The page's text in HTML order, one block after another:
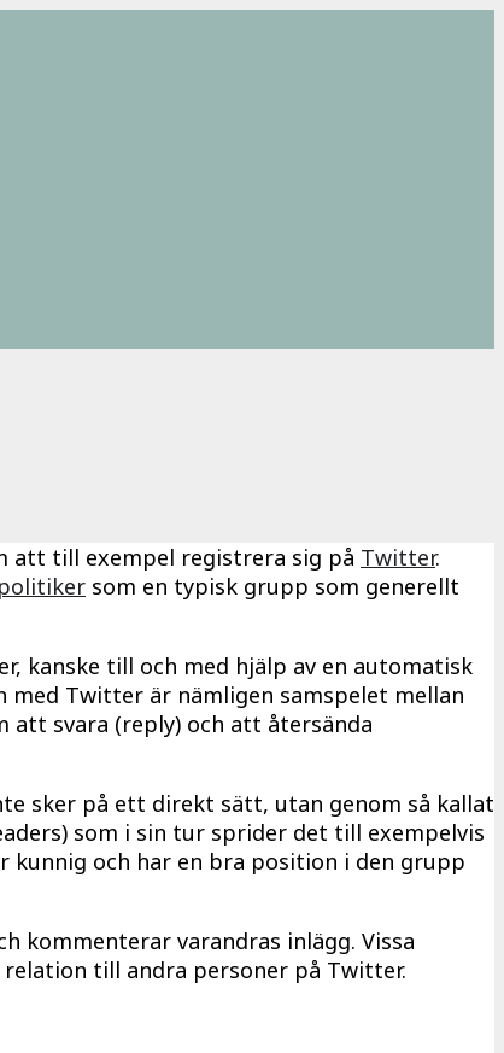
att till exempel registrera sig på Twitter.
som en typisk grupp som generellt
kanske till och med hjälp av en automatisk
Twitter är nämligen samspelet mellan
att svara (reply) och att återsända
sker på ett direkt sätt, utan genom så kallat
som i sin tur sprider det till exempelvis
kunnig och har en bra position i den grupp
kommenterar varandras inlägg. Vissa
till andra personer på Twitter.